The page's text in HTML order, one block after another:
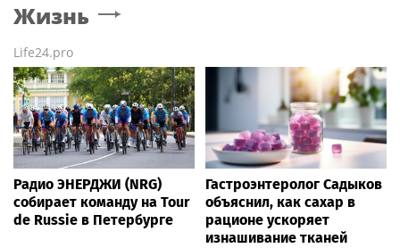
Жизнь
Life24.pro
Радио ЭНЕРДЖИ (NRG)
собирает команду на Tour
de Russie в Петербурге
Гастроэнтеролог Садыков
объяснил, как сахар в
рационе ускоряет
изнашивание тканей